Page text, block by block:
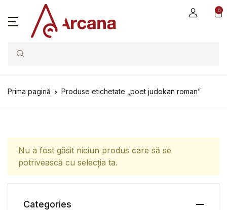
0
Search
Prima pagină Produse etichetate „poet judokan roman”
Nu a fost găsit niciun produs care să se
potrivească cu selecția ta.
Categories